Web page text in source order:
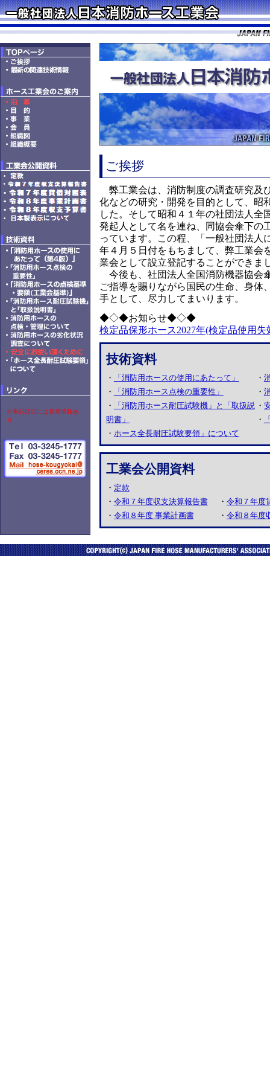
※朱記項目には新着情報あ
り
ご挨拶
弊工業会は、消防制度の調査研究及
化などの研究・開発を目的として、昭
した。そして昭和４１年の社団法人全
発起人として名を連ね、同協会傘下の
っています。この程、「一般社団法人
年４月５日付をもちまして、弊工業会
業会として設立登記することができま
今後も、社団法人全国消防機器協会
ご指導を賜りながら国民の生命、身体
手として、尽力してまいります。
◆◇◆お知らせ◆◇◆
検定品保形ホース2027年(検定品使用
技術資料
・
「消防用ホースの使用にあたって」
・
「消防用ホース点検の重要性」
・
「消防用ホース耐圧試験機」と「取扱説
明書」
・ ホース全長耐圧試験要領」について
・
・
・
・
工業会公開資料
・ 定款
・ 令和７年度収支決算報告書
・ 令和８年度 事業計画書
・ 令和７年度
・ 令和８年度